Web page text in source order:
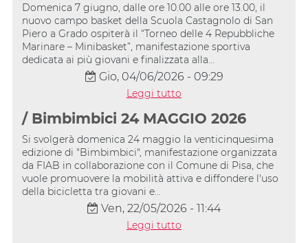
Domenica 7 giugno, dalle ore 10.00 alle ore 13.00, il
nuovo campo basket della Scuola Castagnolo di San
Piero a Grado ospiterà il “Torneo delle 4 Repubbliche
Marinare – Minibasket”, manifestazione sportiva
dedicata ai più giovani e finalizzata alla…
Gio, 04/06/2026 - 09:29
Leggi tutto
/ Bimbimbici 24 MAGGIO 2026
Si svolgerà domenica 24 maggio la venticinquesima
edizione di "Bimbimbici", manifestazione organizzata
da FIAB in collaborazione con il Comune di Pisa, che
vuole promuovere la mobilità attiva e diffondere l'uso
della bicicletta tra giovani e…
Ven, 22/05/2026 - 11:44
Leggi tutto